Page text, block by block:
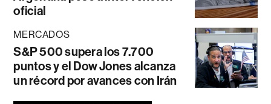
oficial
MERCADOS
S&P 500 supera los 7.700
puntos y el Dow Jones alcanza
un récord por avances con Irán